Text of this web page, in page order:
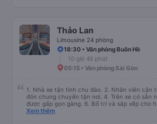
Thảo Lan
Limousine 24 phòng
18:30 • Văn phòng Buôn Hồ
10 giờ 45 phút
05:15 • Văn phòng Sài Gòn
1. Nhà xe tận tình chu đáo. 2. Nhân viên cận thận và nhiệt tình. 3. Có xe đưa
đón chung chuyến tận nơi. 4. Trên xe có sẵn nước và khăn. 5. Mền và gối
được gấp gọn gàng. 6. Bố trí và sắp xếp cho
tâm. 7. Giá cả phải chăng phù hợp với túi tiền của học sinh sinh viên và dân
Xem thêm